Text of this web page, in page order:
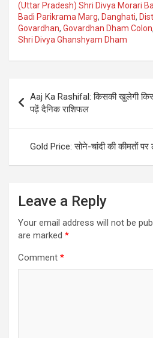
(Uttar Pradesh) Shri Divya Morari
Badi Parikrama Marg, Danghati,
Govardhan, Govardhan Dham Colon,
Shri Divya Ghanshyam Dham
navigation
Aaj Ka Rashifal: किसकी खुलेगी
पढ़ें दैनिक राशिफल
Gold Price: सोने-चांदी की कीमतों
Leave a Reply
Your email address will not be
are marked *
Comment *